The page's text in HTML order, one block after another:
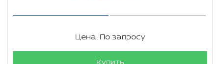
Цена: По запросу
Купить